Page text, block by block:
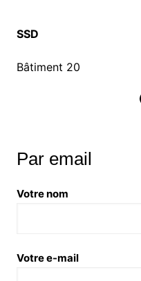
SSD
Bâtiment 20
Par email
Votre nom
Votre e-mail